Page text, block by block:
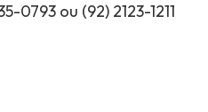
0793 ou (92) 2123-1211